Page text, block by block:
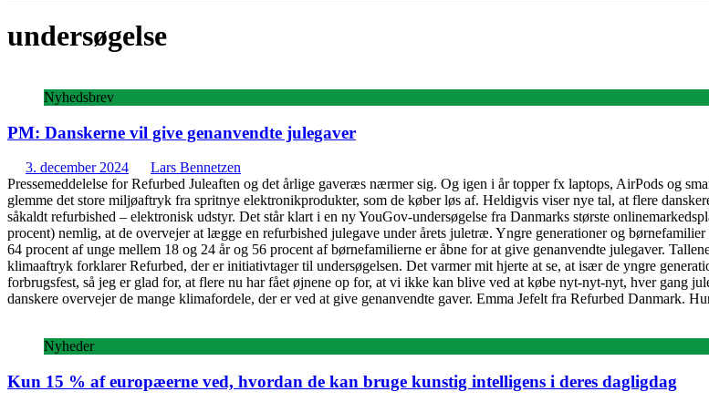
undersøgelse
Nyhedsbrev
PM: Danskerne vil give genanvendte julegaver
3. december 2024
Lars Bennetzen
Pressemeddelelse for Refurbed Juleaften og det årlige gaveræs nærmer sig. Og igen i år topper fx laptops, AirPods og
glemme det store miljøaftryk fra spritnye elektronikprodukter, som de køber løs af. Heldigvis viser nye tal, at flere
såkaldt refurbished – elektronisk udstyr. Det står klart i en ny YouGov-undersøgelse fra Danmarks største
procent) nemlig, at de overvejer at lægge en refurbished julegave under årets juletræ. Yngre generationer og
64 procent af unge mellem 18 og 24 år og 56 procent af børnefamilierne er åbne for at give genanvendte julegaver.
klimaaftryk forklarer Refurbed, der er initiativtager til undersøgelsen. Det varmer mit hjerte at se, at især de yngre
forbrugsfest, så jeg er glad for, at flere nu har fået øjnene op for, at vi ikke kan blive ved at købe nyt-nyt-nyt, hver gang
danskere overvejer de mange klimafordele, der er ved at give genanvendte gaver. Emma Jefelt fra Refurbed Danmark.
Nyheder
Kun 15 % af europæerne ved, hvordan de kan bruge kunstig intelligens i deres dagligdag